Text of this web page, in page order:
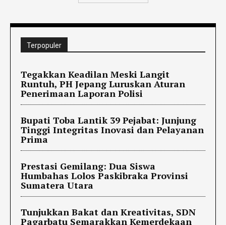
Terpopuler
Tegakkan Keadilan Meski Langit
Runtuh, PH Jepang Luruskan Aturan
Penerimaan Laporan Polisi
Bupati Toba Lantik 39 Pejabat: Junjung
Tinggi Integritas Inovasi dan Pelayanan
Prima
Prestasi Gemilang: Dua Siswa
Humbahas Lolos Paskibraka Provinsi
Sumatera Utara
Tunjukkan Bakat dan Kreativitas, SDN
Pagarbatu Semarakkan Kemerdekaan